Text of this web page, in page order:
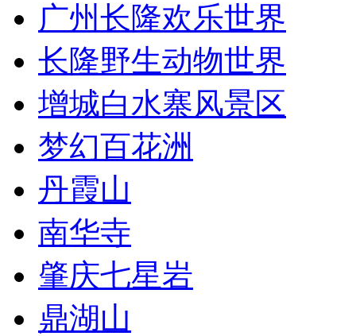
广州长隆欢乐世界
长隆野生动物世界
增城白水寨风景区
梦幻百花洲
丹霞山
南华寺
肇庆七星岩
鼎湖山